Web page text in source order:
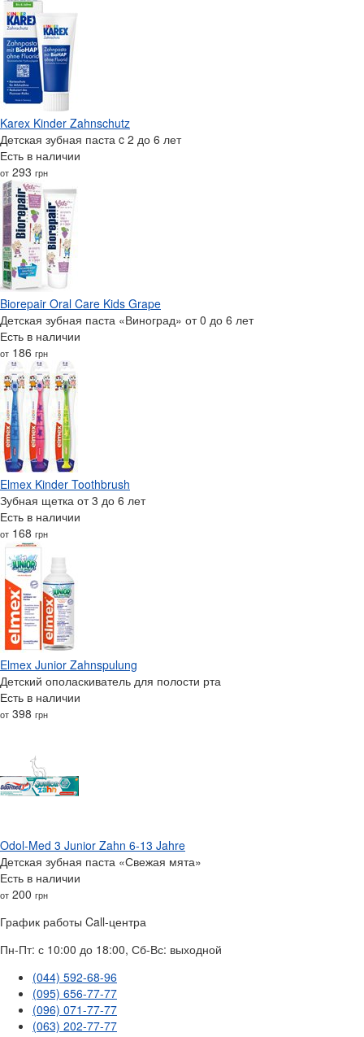
Karex Kinder Zahnschutz
Детская зубная паста c 2 до 6 лет
Есть в наличии
от 293 грн
Biorepair Oral Care Kids Grape
Детская зубная паста «Виноград» от 0 до 6 лет
Есть в наличии
от 186 грн
Elmex Kinder Toothbrush
Зубная щетка от 3 до 6 лет
Есть в наличии
от 168 грн
Elmex Junior Zahnspulung
Детский ополаскиватель для полости рта
Есть в наличии
от 398 грн
Odol-Med 3 Junior Zahn 6-13 Jahre
Детская зубная паста «Свежая мята»
Есть в наличии
от 200 грн
График работы Call-центра
Пн-Пт: с 10:00 до 18:00, Сб-Вс: выходной
(044) 592-68-96
(095) 656-77-77
(096) 071-77-77
(063) 202-77-77